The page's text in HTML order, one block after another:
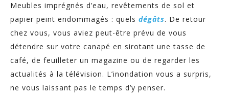
Meubles imprégnés d’eau, revêtements de sol et
papier peint endommagés : quels dégâts. De retour
chez vous, vous aviez peut-être prévu de vous
détendre sur votre canapé en sirotant une tasse de
café, de feuilleter un magazine ou de regarder les
actualités à la télévision. L’inondation vous a surpris,
ne vous laissant pas le temps d’y penser.